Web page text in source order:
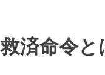
救済命令と